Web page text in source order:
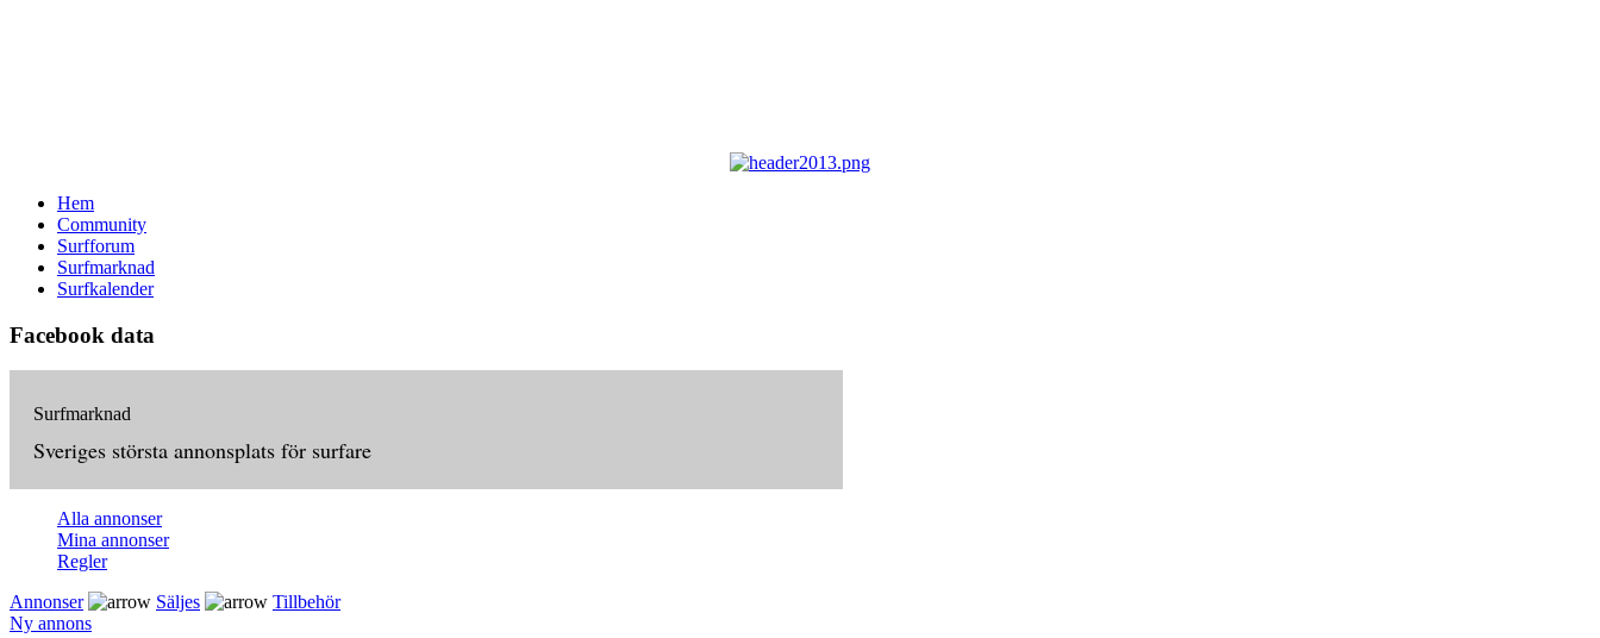
Hem
Community
Surfforum
Surfmarknad
Surfkalender
Facebook data
Surfmarknad
Sveriges största annonsplats för surfare
Alla annonser
Mina annonser
Regler
Annonser
Säljes
Tillbehör
Ny annons